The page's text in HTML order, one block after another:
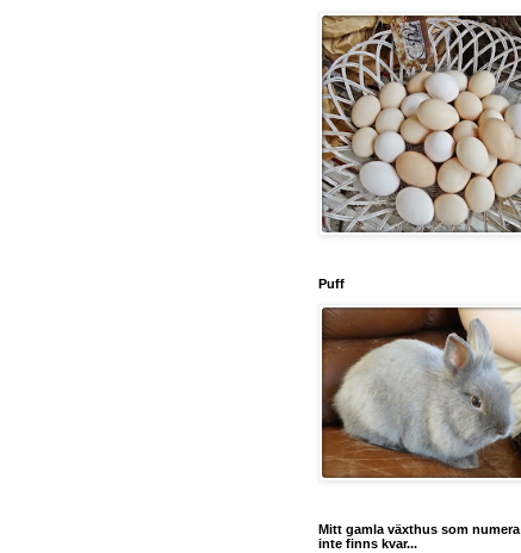
Puff
Mitt gamla växthus som numera
inte finns kvar...